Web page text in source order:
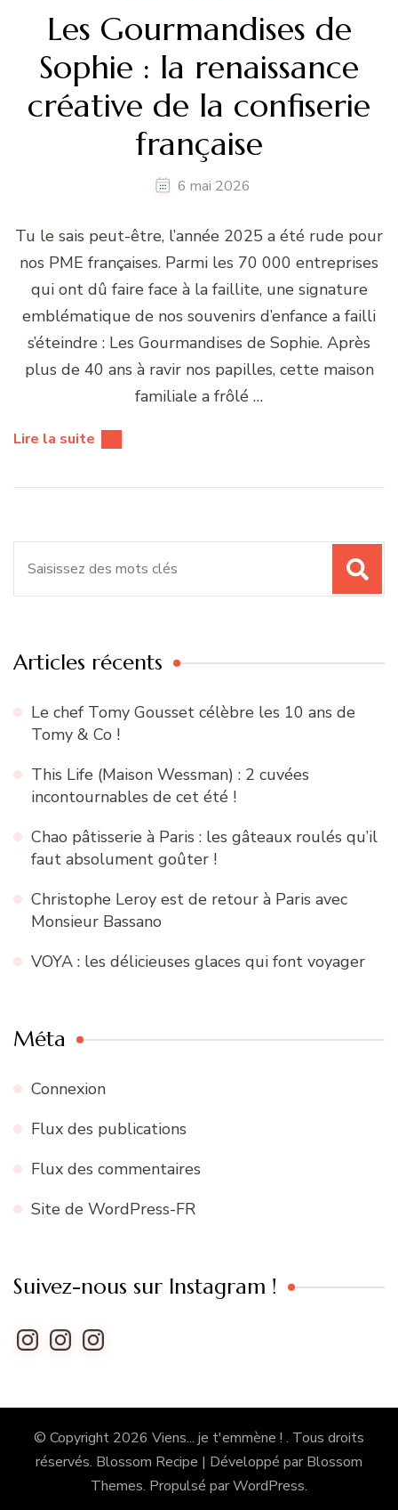
Les Gourmandises de
Sophie : la renaissance
créative de la confiserie
française
6 mai 2026
Tu le sais peut-être, l’année 2025 a été rude pour
nos PME françaises. Parmi les 70 000 entreprises
qui ont dû faire face à la faillite, une signature
emblématique de nos souvenirs d’enfance a failli
s’éteindre : Les Gourmandises de Sophie. Après
plus de 40 ans à ravir nos papilles, cette maison
familiale a frôlé …
Lire la suite
Articles récents
Le chef Tomy Gousset célèbre les 10 ans de
Tomy & Co !
This Life (Maison Wessman) : 2 cuvées
incontournables de cet été !
Chao pâtisserie à Paris : les gâteaux roulés qu’il
faut absolument goûter !
Christophe Leroy est de retour à Paris avec
Monsieur Bassano
VOYA : les délicieuses glaces qui font voyager
Méta
Connexion
Flux des publications
Flux des commentaires
Site de WordPress-FR
Suivez-nous sur Instagram !
Instagram
InstagramInstagram
© Copyright 2026 Viens... je t'emmène ! . Tous droits
réservés. Blossom Recipe | Développé par Blossom
Themes. Propulsé parWordPress.